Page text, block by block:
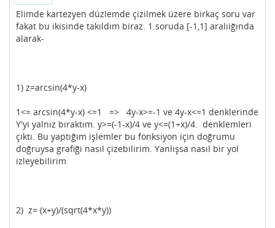
Elimde kartezyen düzlemde çizilmek üzere birkaç soru var
fakat bu ikisinde takıldım biraz. 1.soruda [-1,1] aralıiğında
alarak-
1) z=arcsin(4*y-x)
1<= arcsin(4*y-x) <=1 => 4y-x>=-1 ve 4y-x<=1 denklerinde
Y'yi yalnız bıraktım. y>=(-1-x)/4 ve y<=(1+x)/4. denklemleri
çıktı. Bu yaptığım işlemler bu fonksiyon için doğrumu
doğruysa grafiği nasıl çizebilirim. Yanlışsa nasıl bir yol
izleyebilirim
2) z= (x+y)/(sqrt(4*x*y))